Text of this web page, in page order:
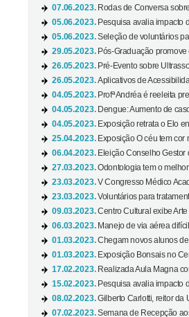
07.06.2023. Rodas de Conversa
05.06.2023. Pesquisa avalia impacto
05.06.2023.Seleção de voluntários
29.05.2023. Pós-Graduação
26.05.2023. Pré-Evento sobre
26.05.2023.Aplicativos de
04.05.2023. Profª Andréa é reeleita
04.05.2023. Dengue: Aumento de
04.05.2023. Exposição retrata o Elo
25.04.2023. Exposição O céu tem cor
06.04.2023. Eleição Conselho Gestor
27.03.2023.Odontologia tem o
23.03.2023.V Congresso Médico
23.03.2023.Voluntários para
09.03.2023.Centro Cultural exibe
06.03.2023. Manejo de via aérea
01.03.2023.Chegam novos alunos
01.03.2023. Exposição Bonsais no
17.02.2023. Realizada Aula Magna
15.02.2023. Pesquisa avalia impacto
08.02.2023.Gilberto Carlotti, reitor da
07.02.2023.Semana de Recepção